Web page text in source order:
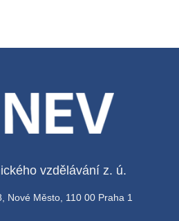
vzdělávání z. ú.
Nové Město, 110 00 Praha 1